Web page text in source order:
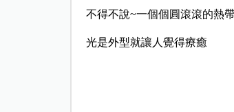
不得不說~一個個圓滾滾的熱
光是外型就讓人覺得療癒